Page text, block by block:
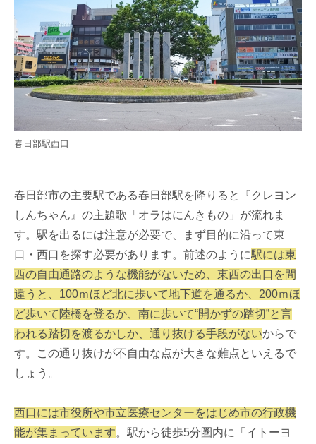
春日部駅西口
春日部市の主要駅である春日部駅を降りると『クレヨン
しんちゃん』の主題歌「オラはにんきもの」が流れま
す。駅を出るには注意が必要で、まず目的に沿って東
口・西口を探す必要があります。前述のように駅には東
西の自由通路のような機能がないため、東西の出口を間
違うと、100ｍほど北に歩いて地下道を通るか、200ｍほ
ど歩いて陸橋を登るか、南に歩いて“開かずの踏切”と言
われる踏切を渡るかしか、通り抜ける手段がないからで
す。この通り抜けが不自由な点が大きな難点といえるで
しょう。
西口には市役所や市立医療センターをはじめ市の行政機
能が集まっています。駅から徒歩5分圏内に「イトーヨ